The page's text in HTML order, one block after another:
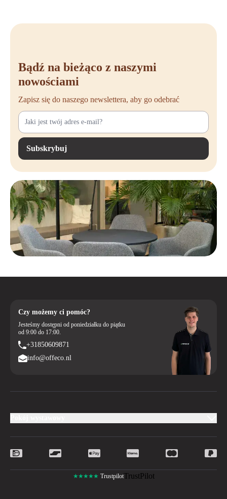
Bądź na bieżąco z naszymi
nowościami
Zapisz się do naszego newslettera, aby go odebrać
Subskrybuj
Czy możemy ci pomóc?
Jesteśmy dostępni od poniedziałku do piątku
od 9:00 do 17:00.
+31850609871
info@offeco.nl
★★★★★ TrustpilotTrustPilot